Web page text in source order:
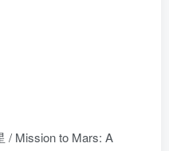
/ Mission to Mars: A